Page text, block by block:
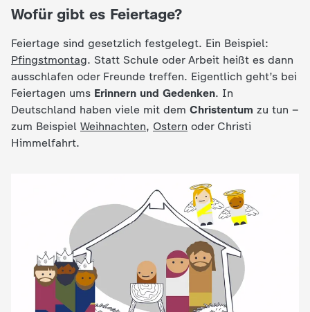
n
a
c
h
Wofür gibt es Feiertage?
Feiertage sind gesetzlich festgelegt. Ein Beispiel:
Pfingstmontag. Statt Schule oder Arbeit heißt es dann
ausschlafen oder Freunde treffen. Eigentlich geht’s bei
Feiertagen ums Erinnern und Gedenken. In
Deutschland haben viele mit dem Christentum zu tun –
zum Beispiel Weihnachten, Ostern oder Christi
Himmelfahrt.